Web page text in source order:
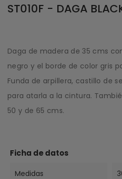
ST010F - DAGA
Daga de madera de 35 cms
negro y el borde de color gris
Funda de arpillera, castillo de
para atarla a la cintura.
50 y de 65 cms.
Ficha de datos
Medidas